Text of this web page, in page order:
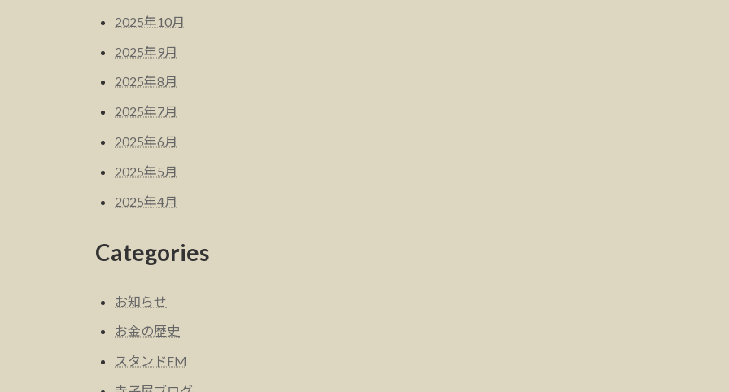
2025年10月
2025年9月
2025年8月
2025年7月
2025年6月
2025年5月
2025年4月
Categories
お知らせ
お金の歴史
スタンドFM